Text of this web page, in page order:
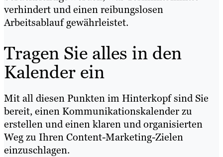
verhindert und einen reibungslosen
Arbeitsablauf gewährleistet.
Tragen Sie alles in den
Kalender ein
Mit all diesen Punkten im Hinterkopf sind Sie
bereit, einen Kommunikationskalender zu
erstellen und einen klaren und organisierten
Weg zu Ihren Content-Marketing-Zielen
einzuschlagen.